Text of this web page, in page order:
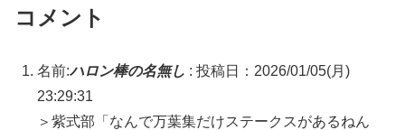
コメント
名前:ハロン棒の名無し : 投稿日：2026/01/05(月)
23:29:31
＞紫式部「なんで万葉集だけステークスがあるねん